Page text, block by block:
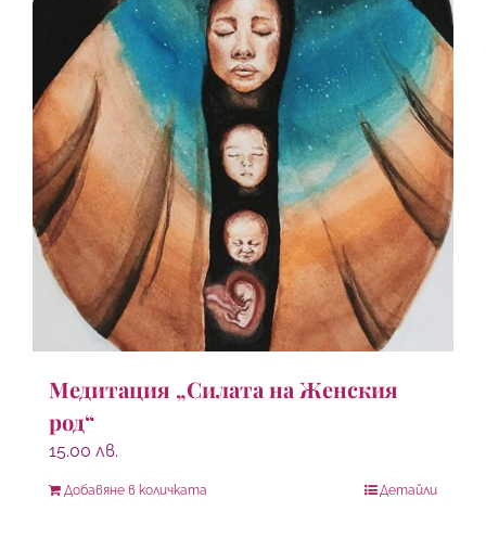
Медитация „Силата на Женския
род“
15.00 лв.
Добавяне в количката Детайли